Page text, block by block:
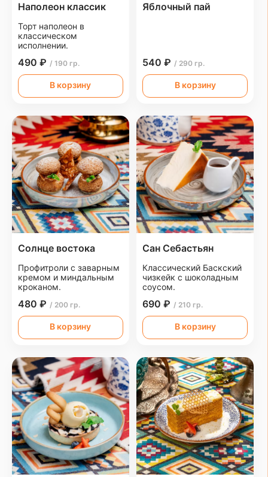
Наполеон классик
Торт наполеон в
классическом
исполнении.
490 ₽ / 190 гр.
В корзину
Яблочный пай
540 ₽ / 290 гр.
В корзину
Солнце востока
Профитроли с заварным
кремом и миндальным
кроканом.
480 ₽ / 200 гр.
В корзину
Сан Себастьян
Классический Баскский
чизкейк с шоколадным
соусом.
690 ₽ / 210 гр.
В корзину